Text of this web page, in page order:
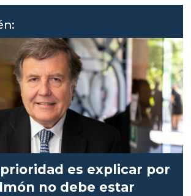
es explicar por
no debe estar